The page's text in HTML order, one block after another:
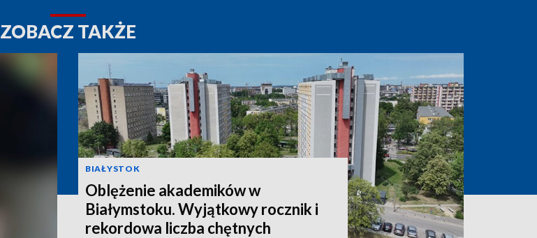
ZOBACZ TAKŻE
BIAŁYSTOK
Oblężenie akademików w
Białymstoku. Wyjątkowy rocznik i
rekordowa liczba chętnych